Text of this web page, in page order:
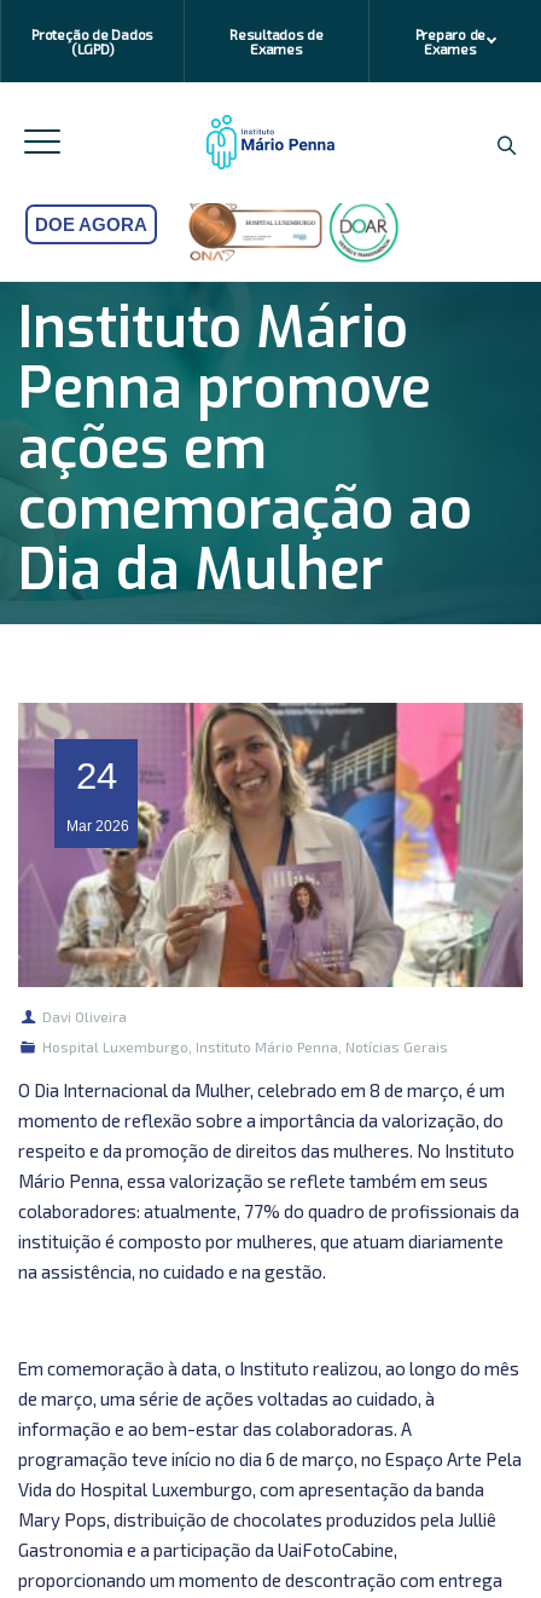
Proteção de Dados
(LGPD)
Resultados de
Exames
Preparo de
Exames
DOE AGORA
Instituto Mário
Penna promove
ações em
comemoração ao
Dia da Mulher
24
Mar 2026
Davi Oliveira
Hospital Luxemburgo Instituto Mário Penna Notícias Gerais
O Dia Internacional da Mulher, celebrado em 8 de março, é um
momento de reflexão sobre a importância da valorização, do
respeito e da promoção de direitos das mulheres. No Instituto
Mário Penna, essa valorização se reflete também em seus
colaboradores: atualmente, 77% do quadro de profissionais da
instituição é composto por mulheres, que atuam diariamente
na assistência, no cuidado e na gestão.
Em comemoração à data, o Instituto realizou, ao longo do mês
de março, uma série de ações voltadas ao cuidado, à
informação e ao bem-estar das colaboradoras. A
programação teve início no dia 6 de março, no Espaço Arte Pela
Vida do Hospital Luxemburgo, com apresentação da banda
Mary Pops, distribuição de chocolates produzidos pela Julliê
Gastronomia e a participação da UaiFotoCabine,
proporcionando um momento de descontração com entrega